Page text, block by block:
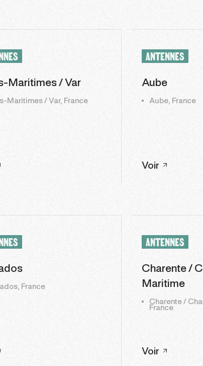
Maritimes / Var
Maritimes / Var, France
ANTENNES
Aube
Aube, France
Voir
France
ANTENNES
Charente /
Maritime
Charente /
France
Voir